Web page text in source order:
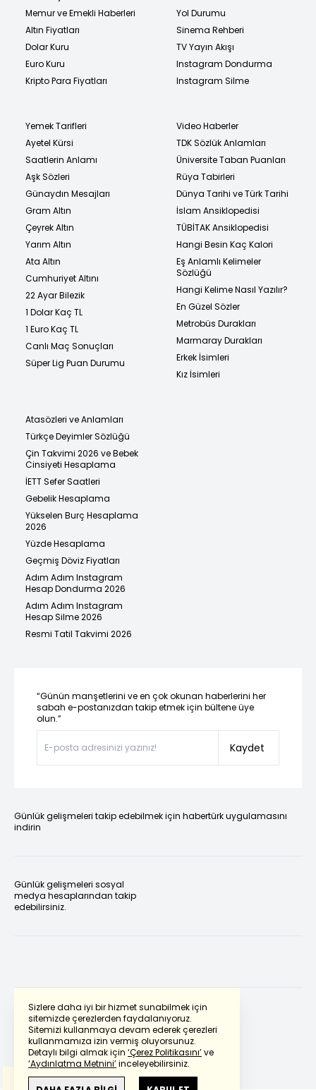
Sizlere daha iyi bir hizmet sunabilmek için
sitemizde çerezlerden faydalanıyoruz.
Sitemizi kullanmaya devam ederek çerezleri
kullanmamıza izin vermiş oluyorsunuz.
Detaylı bilgi almak için ‘Çerez Politikasını’ve
‘Aydınlatma Metnini’inceleyebilirsiniz.
Memur ve Emekli Haberleri
Altın Fiyatları
Dolar Kuru
Euro Kuru
Kripto Para Fiyatları
Yol Durumu
Sinema Rehberi
TV Yayın Akışı
Instagram Dondurma
Instagram Silme
Yemek Tarifleri
Ayetel Kürsi
Saatlerin Anlamı
Aşk Sözleri
Günaydın Mesajları
Gram Altın
Çeyrek Altın
Yarım Altın
Ata Altın
Cumhuriyet Altını
22 Ayar Bilezik
1 Dolar Kaç TL
1 Euro Kaç TL
Canlı Maç Sonuçları
Süper Lig Puan Durumu
Video Haberler
TDK Sözlük Anlamları
Üniversite Taban Puanları
Rüya Tabirleri
Dünya Tarihi ve Türk Tarihi
İslam Ansiklopedisi
TÜBİTAK Ansiklopedisi
Hangi Besin Kaç Kalori
Eş Anlamlı Kelimeler
Sözlüğü
Hangi Kelime Nasıl Yazılır?
En Güzel Sözler
Metrobüs Durakları
Marmaray Durakları
Erkek İsimleri
Kız İsimleri
Atasözleri ve Anlamları
Türkçe Deyimler Sözlüğü
Çin Takvimi 2026 ve Bebek
Cinsiyeti Hesaplama
İETT Sefer Saatleri
Gebelik Hesaplama
Yükselen Burç Hesaplama
2026
Yüzde Hesaplama
Geçmiş Döviz Fiyatları
Adım Adım Instagram
Hesap Dondurma 2026
Adım Adım Instagram
Hesap Silme 2026
Resmi Tatil Takvimi 2026
“Günün manşetlerini ve en çok okunan haberlerini her
sabah e-postanızdan takip etmek için bültene üye
olun.”
Kaydet
Günlük gelişmeleri takip edebilmek için habertürk uygulamasını
indirin
Günlük gelişmeleri sosyal
medya hesaplarından takip
edebilirsiniz.
Powered by Translate
Bu çevirideGoogle Transletekullanılmıştır.